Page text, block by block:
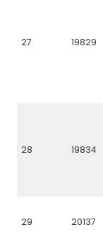
27 19829
28 19834
29 20137